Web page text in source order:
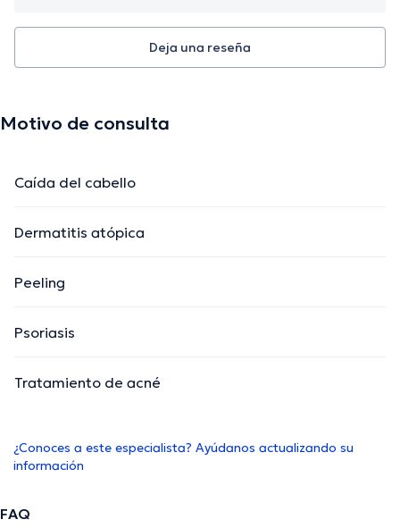
Deja una reseña
Motivo de consulta
Caída del cabello
Dermatitis atópica
Peeling
Psoriasis
Tratamiento de acné
¿Conoces a este especialista? Ayúdanos actualizando su
información
FAQ